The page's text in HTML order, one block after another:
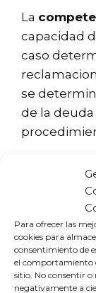
Para ofrecer las
cookies para
consentimiento de
el comportamiento
sitio. No consentir
negativamente a
La
capacidad
caso
se
de la deuda
deudas se